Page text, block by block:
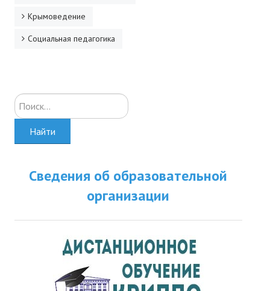
Крымоведение
Социальная педагогика
Искать...
Найти
Сведения об образовательной
организации